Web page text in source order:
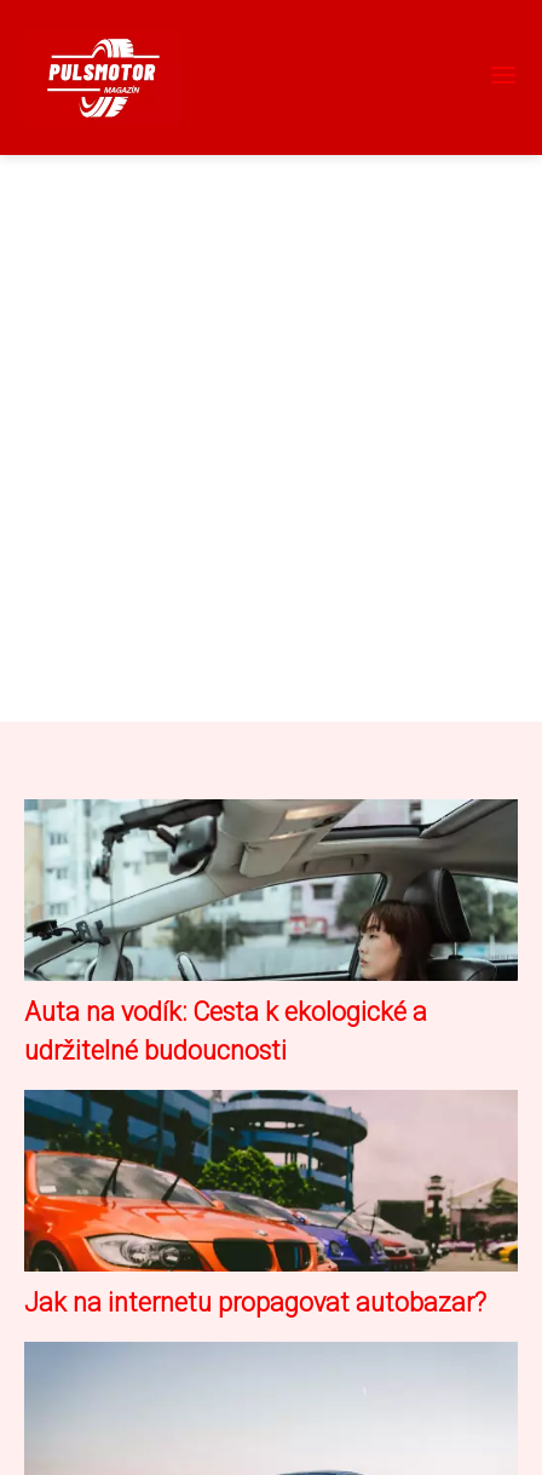
Auta na vodík: Cesta k ekologické a
udržitelné budoucnosti
Jak na internetu propagovat autobazar?